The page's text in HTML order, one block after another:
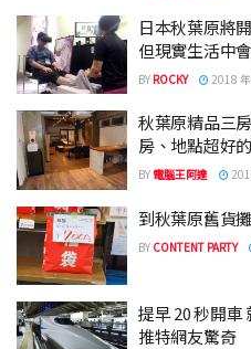
日本秋葉原將
但現實生活中
BY ROCKY 2018
秋葉原精品三
房、地點超好
BY 電腦王阿達
到秋葉原舊貨
BY CONTENT PARTY
提早 20 秒開
推特網友驚奇